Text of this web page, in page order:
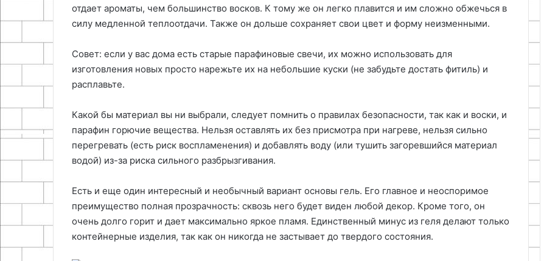
отдает ароматы, чем большинство восков. К тому же он легко плавится и им сложно обжечься в
силу медленной теплоотдачи. Также он дольше сохраняет свои цвет и форму неизменными.
Совет: если у вас дома есть старые парафиновые свечи, их можно использовать для
изготовления новых просто нарежьте их на небольшие куски (не забудьте достать фитиль) и
расплавьте.
Какой бы материал вы ни выбрали, следует помнить о правилах безопасности, так как и воски, и
парафин горючие вещества. Нельзя оставлять их без присмотра при нагреве, нельзя сильно
перегревать (есть риск воспламенения) и добавлять воду (или тушить загоревшийся материал
водой) из-за риска сильного разбрызгивания.
Есть и еще один интересный и необычный вариант основы гель. Его главное и неоспоримое
преимущество полная прозрачность: сквозь него будет виден любой декор. Кроме того, он
очень долго горит и дает максимально яркое пламя. Единственный минус из геля делают только
контейнерные изделия, так как он никогда не застывает до твердого состояния.